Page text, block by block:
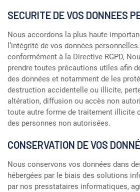
SECURITE DE VOS DONNEES
Nous accordons la plus haute
l’intégrité de vos données
conformément à la Directive RGPD,
prendre toutes précautions utiles afin
des données et notamment de les
destruction accidentelle ou illicite,
altération, diffusion ou accès non
toute autre forme de traitement illicite
des personnes non autorisées.
CONSERVATION DE VOS
Nous conservons vos données dans
hébergées par le biais des solutions
par nos presstataires informatiques,